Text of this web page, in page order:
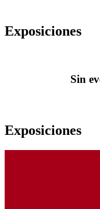
Exposiciones
Sin
Exposiciones